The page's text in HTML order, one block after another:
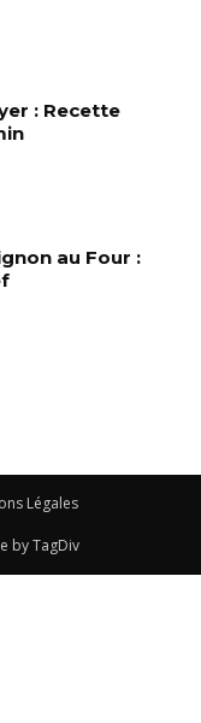
: Recette
au Four :
Légales
by TagDiv